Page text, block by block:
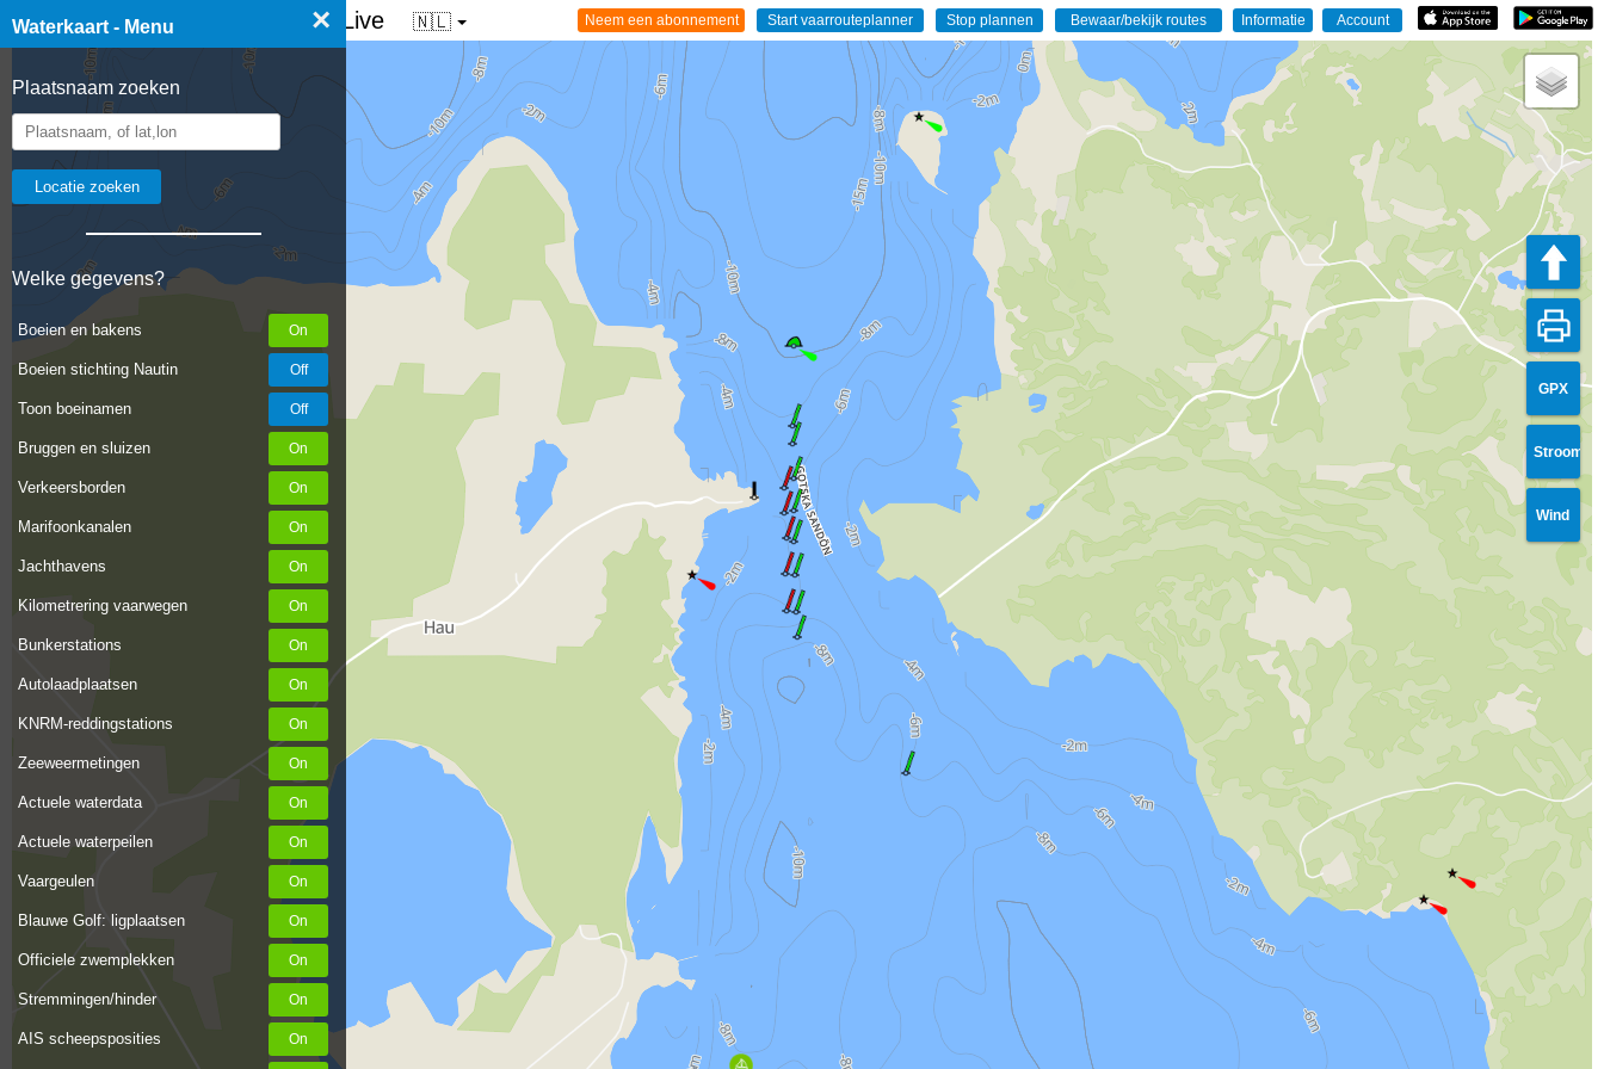
Waterkaart - Menu ×
Plaatsnaam zoeken
Welke gegevens?
Boeien en bakens
Boeien stichting Nautin
Toon boeinamen
Bruggen en sluizen
Verkeersborden
Marifoonkanalen
Jachthavens
Kilometrering vaarwegen
Bunkerstations
Autolaadplaatsen
KNRM-reddingstations
Zeeweermetingen
Actuele waterdata
Actuele waterpeilen
Vaargeulen
Blauwe Golf: ligplaatsen
Officiele zwemplekken
Stremmingen/hinder
AIS scheepsposities
☰ Waterkaart van Nederland - Live 🇳🇱
GPX
Stroom
Wind